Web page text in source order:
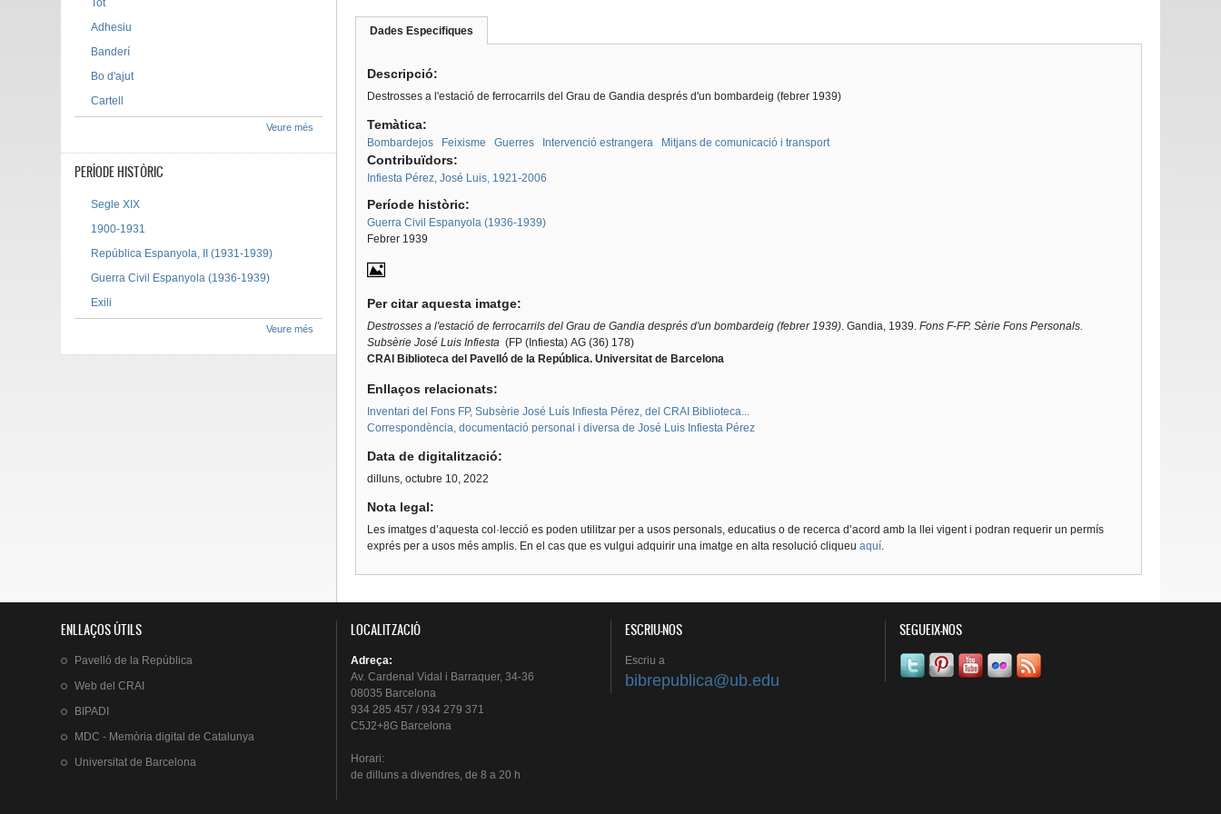
Dades Especifiques
activa)
Descripció:
Destrosses a l'estació de ferrocarrils del Grau de Gandia després d'un bombardeig (febrer 1939)
Temàtica:
Bombardejos Feixisme Guerres Intervenció estrangera Mitjans de comunicació i transport
Contribuïdors:
Infiesta Pérez, José Luis, 1921-2006
Període històric:
Guerra Civil Espanyola (1936-1939)
Febrer 1939
Per citar aquesta imatge:
Destrosses a l'estació de ferrocarrils del Grau de Gandia després d'un bombardeig (febrer 1939). Gandia, 1939. Fons F-FP. Sèrie Fons Personals.
SubsèrieJosé Luis Infiesta(FP (Infiesta) AG (36) 178)
CRAI Biblioteca del Pavelló de la República. Universitat de Barcelona
Enllaços relacionats:
Inventari del Fons FP, Subsèrie José Luís Infiesta Pérez, del CRAI Biblioteca...
Correspondència, documentació personal i diversa de José Luis Infiesta Pérez
Data de digitalització:
dilluns, octubre 10, 2022
Nota legal:
Les imatges d’aquesta col·lecció es poden utilitzar per a usos personals, educatius o de recerca d’acord amb la llei vigent i podran requerir un permís
exprés per a usos més amplis. En el cas que es vulgui adquirir una imatge en alta resolució cliqueu aquí.
Tot
Adhesiu
Banderí
Bo d'ajut
Cartell
Veure més
PERÍODE HISTÒRIC
Segle XIX
1900-1931
República Espanyola, II (1931-1939)
Guerra Civil Espanyola (1936-1939)
Exili
Veure més
ENLLAÇOS ÚTILS
Pavelló de la República
Web delCRAI
BIPADI
MDC - Memòria digital de Catalunya
Universitat de Barcelona
LOCALITZACIÓ
Adreça:
Av. Cardenal Vidal i Barraquer, 34-36
08035 Barcelona
934 285 457 / 934 279 371
C5J2+8G Barcelona
Horari:
de dillunsa divendres, de 8 a 20 h
ESCRIU-NOS
Escriu a
bibrepublica@ub.edu
SEGUEIX-NOS